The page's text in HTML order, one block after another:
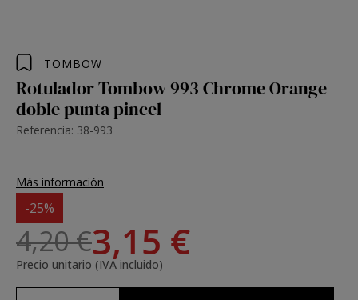
TOMBOW
Rotulador Tombow 993 Chrome Orange
doble punta pincel
Referencia: 38-993
Más información
-25%
4,20 €3,15 €
Precio unitario (IVA incluido)